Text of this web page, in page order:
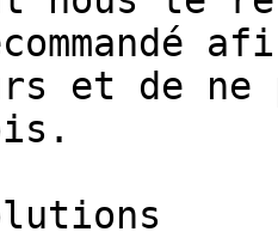
et de ne